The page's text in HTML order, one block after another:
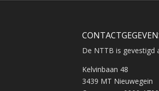
De NTTB is gevestigd
Kelvinbaan 48
3439 MT Nieuwegein